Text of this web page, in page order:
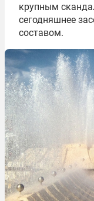
крупным
сегодняшнее
составом.